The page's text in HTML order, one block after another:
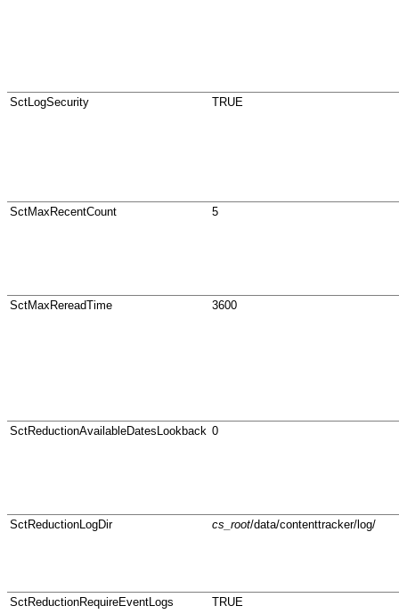
SctLogSecurity TRUE
SctMaxRecentCount 5
SctMaxRereadTime 3600
SctReductionAvailableDatesLookback 0
SctReductionLogDir cs_root/data/contenttracker/log/
SctReductionRequireEventLogs TRUE